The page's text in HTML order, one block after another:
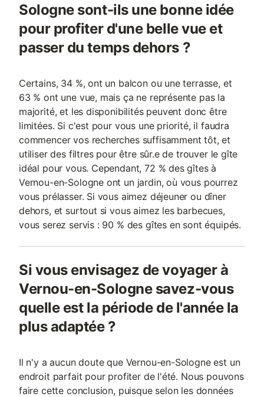
Sologne sont-ils une bonne idée
pour profiter d'une belle vue et
passer du temps dehors ?
Certains, 34 %, ont un balcon ou une terrasse, et
63 % ont une vue, mais ça ne représente pas la
majorité, et les disponibilités peuvent donc être
limitées. Si c'est pour vous une priorité, il faudra
commencer vos recherches suffisamment tôt, et
utiliser des filtres pour être sûr.e de trouver le gîte
idéal pour vous. Cependant, 72 % des gîtes à
Vernou-en-Sologne ont un jardin, où vous pourrez
vous prélasser. Si vous aimez déjeuner ou dîner
dehors, et surtout si vous aimez les barbecues,
vous serez servis : 90 % des gîtes en sont équipés.
Si vous envisagez de voyager à
Vernou-en-Sologne savez-vous
quelle est la période de l'année la
plus adaptée ?
Il n'y a aucun doute que Vernou-en-Sologne est un
endroit parfait pour profiter de l'été. Nous pouvons
faire cette conclusion, puisque selon les données